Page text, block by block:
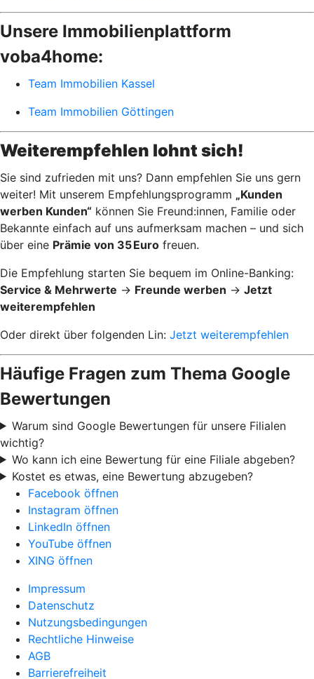
Unsere Immobilienplattform
voba4home:
Team Immobilien Kassel
Team Immobilien Göttingen
Weiterempfehlen lohnt sich!
Sie sind zufrieden mit uns? Dann empfehlen Sie uns gern
weiter! Mit unserem Empfehlungsprogramm „Kunden
werben Kunden“ können Sie Freund:innen, Familie oder
Bekannte einfach auf uns aufmerksam machen – und sich
über eine Prämie von 35 Euro freuen.
Die Empfehlung starten Sie bequem im Online-Banking:
Service & Mehrwerte → Freunde werben → Jetzt
weiterempfehlen
Oder direkt über folgenden Lin: Jetzt weiterempfehlen
Häufige Fragen zum Thema Google
Bewertungen
Warum sind Google Bewertungen für unsere Filialen
wichtig?
Wo kann ich eine Bewertung für eine Filiale abgeben?
Kostet es etwas, eine Bewertung abzugeben?
Facebook öffnen
Instagram öffnen
LinkedIn öffnen
YouTube öffnen
XING öffnen
Impressum
Datenschutz
Nutzungsbedingungen
Rechtliche Hinweise
AGB
Barrierefreiheit